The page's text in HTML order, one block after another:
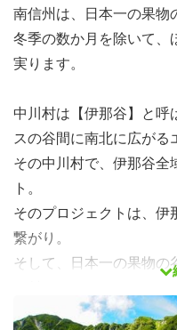
南信州は、日本一の果物
冬季の数か月を除いて、
実ります。
中川村は【伊那谷】と呼
スの谷間に南北に広がる
その中川村で、伊那谷全
ト。
そのプロジェクトは、伊
繋がり。
そして、日本一の果物の